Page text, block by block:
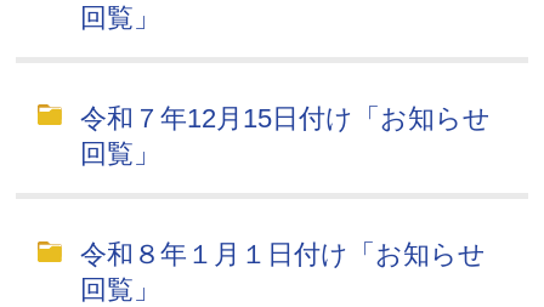
回覧」
令和７年12月15日付け「お知らせ
回覧」
令和８年１月１日付け「お知らせ
回覧」